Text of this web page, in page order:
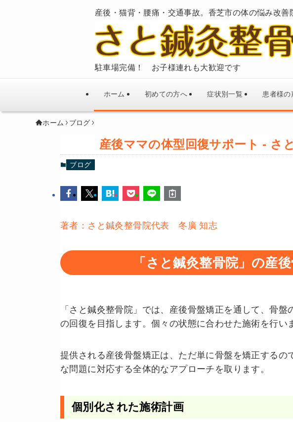
産後・猫背・腰痛・交通事故。香芝市の体の悩み改善
駐車場完備！ お子様連れも大歓迎です
ホーム 初めての方へ 症状別一覧 患者様の
ホーム ブログ
産後ママの体型回復サポート - さ
ブログ
著者：さと鍼灸整骨院代表 冬廣 知志
「さと鍼灸整骨院」の産
「さと鍼灸整骨院」では、産後骨盤矯正を通して、骨
の回復を目指します。個々の状態に合わせた施術を行い
提供される産後骨盤矯正は、ただ単に骨盤を矯正するの
な問題に対応する全体的なアプローチを取ります。
個別化された施術計画